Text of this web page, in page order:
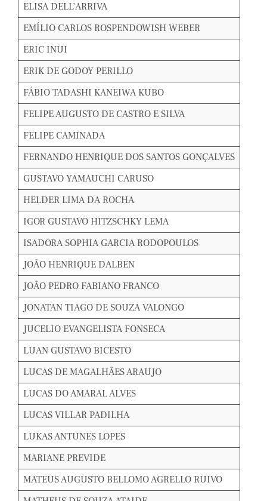
ELISA DELL’ARRIVA
EMÍLIO CARLOS ROSPENDOWISH WEBER
ERIC INUI
ERIK DE GODOY PERILLO
FÁBIO TADASHI KANEIWA KUBO
FELIPE AUGUSTO DE CASTRO E SILVA
FELIPE CAMINADA
FERNANDO HENRIQUE DOS SANTOS GONÇALVES
GUSTAVO YAMAUCHI CARUSO
HELDER LIMA DA ROCHA
IGOR GUSTAVO HITZSCHKY LEMA
ISADORA SOPHIA GARCIA RODOPOULOS
JOÃO HENRIQUE DALBEN
JOÃO PEDRO FABIANO FRANCO
JONATAN TIAGO DE SOUZA VALONGO
JUCELIO EVANGELISTA FONSECA
LUAN GUSTAVO BICESTO
LUCAS DE MAGALHÃES ARAUJO
LUCAS DO AMARAL ALVES
LUCAS VILLAR PADILHA
LUKAS ANTUNES LOPES
MARIANE PREVIDE
MATEUS AUGUSTO BELLOMO AGRELLO RUIVO